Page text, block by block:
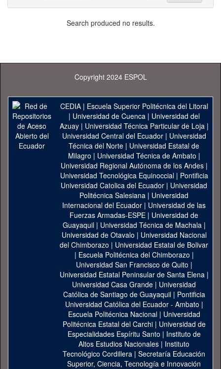
Search produced no results.
Copyright 2024 ESPOL
CEDIA| Escuela Superior Politécnica del Litoral
| Universidad de Cuenca| Universidad del
Azuay| Universidad Técnica Particular de Loja|
Universidad Central del Ecuador| Universidad
Técnica del Norte | Universidad Estatal de
Milagro | Universidad Técnica de Ambato |
Universidad Regional Autónoma de los Andes|
Universidad Tecnológica Equinoccial| Pontificia
Universidad Catolica del Ecuador | Universidad
Politécnica Salesiana | Universidad
Internacional del Ecuador | Universidad de las
Fuerzas Armadas-ESPE | Universidad de
Guayaquil| Universidad Técnica de Machala|
Universidad de Otavalo | Universidad Nacional
del Chimborazo | Universidad Estatal de Bolivar
| Escuela Politécnica del Chimborazo |
Universidad San Francisco de Quito |
Universidad Estatal Peninsular de Santa Elena|
Universidad Casa Grande | Universidad
Católica de Santiago de Guayaquil| Pontificia
Universidad Católica del Ecuador - Ambato |
Escuela Politécnica Nacional| Universidad
Politécnica Estatal del Carchi| Universidad de
Especialidades Espíritu Santo | Instituto de
Altos Estudios Nacionales | Instituto
Tecnológico Cordillera | Secretaría Educación
Superior, Ciencia, Tecnología e Innovación